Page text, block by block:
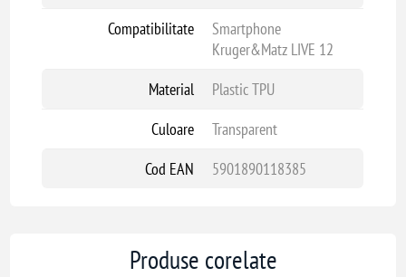
Compatibilitate
Smartphone
Kruger&Matz LIVE 12
Material
Plastic TPU
Culoare
Transparent
Cod EAN
5901890118385
Produse corelate